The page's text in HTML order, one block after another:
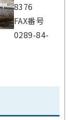
8376
FAX番号
0289-84-